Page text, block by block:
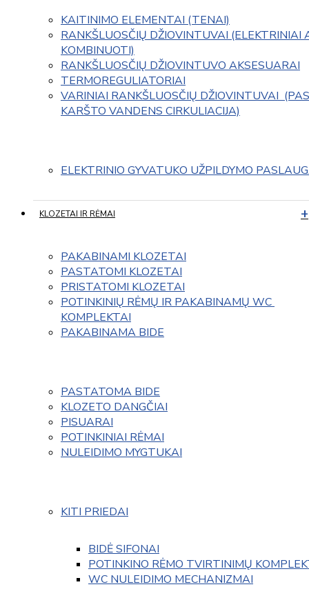
KAITINIMO ELEMENTAI (TENAI)
RANKŠLUOSČIŲ DŽIOVINTUVAI (ELEKTRINIAI
KOMBINUOTI)
RANKŠLUOSČIŲ DŽIOVINTUVO AKSESUARAI
TERMOREGULIATORIAI
VARINIAI RANKŠLUOSČIŲ DŽIOVINTUVAI
KARŠTO VANDENS CIRKULIACIJA)
ELEKTRINIO GYVATUKO UŽPILDYMO
KLOZETAI IR RĖMAI
PAKABINAMI KLOZETAI
PASTATOMI KLOZETAI
PRISTATOMI KLOZETAI
POTINKINIŲ RĖMŲ IR PAKABINAMŲ WC
KOMPLEKTAI
PAKABINAMA BIDE
PASTATOMA BIDE
KLOZETO DANGČIAI
PISUARAI
POTINKINIAI RĖMAI
NULEIDIMO MYGTUKAI
KITI PRIEDAI
BIDĖ SIFONAI
POTINKINO RĖMO TVIRTINIMŲ
WC NULEIDIMO MECHANIZMAI